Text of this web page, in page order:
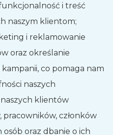
i treść
naszym klientom;
i reklamowanie
oraz określanie
co pomaga nam
naszych
klientów
członków
oraz dbanie o ich